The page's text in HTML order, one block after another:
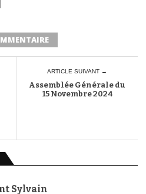
ARTICLE SUIVANT →
Assemblée Générale du
15 Novembre 2024
Sylvain